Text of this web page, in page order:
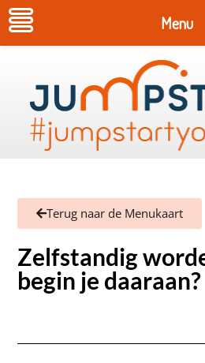
Terug naar de Menukaart
Zelfstandig
begin je daaraan?
Menu